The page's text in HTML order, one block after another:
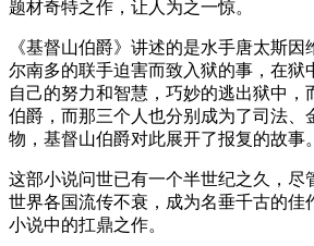
题材奇特之作，让人为之一惊。
《基督山伯爵》讲述的是水手唐太斯
尔南多的联手迫害而致入狱的事，在狱
自己的努力和智慧，巧妙的逃出狱中，
伯爵，而那三个人也分别成为了司法、
物，基督山伯爵对此展开了报复的故事。
这部小说问世已有一个半世纪之久，尽
世界各国流传不衰，成为名垂千古的佳
小说中的扛鼎之作。